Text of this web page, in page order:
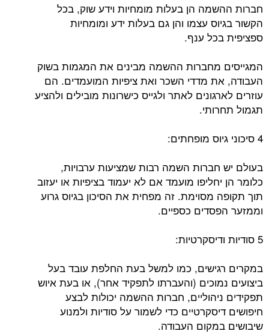
חברות ההשמה הן בעלות מומחיות וידע שוק, בכל
הקשור בגיוס עצמו והן גם בעלות ידע ומומחיות
ספציפית בכל ענף.
המגייסים מחברות ההשמה מבינים את המגמות בשוק
העבודה, את מדדי השכר ואת ציפיות המועמדים. הם
עוזרים לארגונים לאתר ולגייס כישרונות מובילים ולהציע
תגמול תחרותי.
4 סיכוני גיוס מופחתים:
בעולם יש חברות השמה רבות שמציעות ערבויות,
כלומר הן יחליפו מועמד אם לא יעמוד בציפיות או יעזוב
תוך תקופה מסוימת. זה מפחית את הסיכון בגיוס גרוע
וממזער הפסדים כספיים.
5 סודיות ודיסקרטיות:
במקרים רגישים, כמו למשל בעת החלפת עובד בעל
ביצועים נמוכים (והעברתו לתפקיד אחר), או בעת איוש
תפקידים ניהוליים, חברות ההשמה יכולות לבצע
חיפושים דיסקרטיים כדי לשמור על סודיות ולמנוע
שיבושים במקום העבודה.